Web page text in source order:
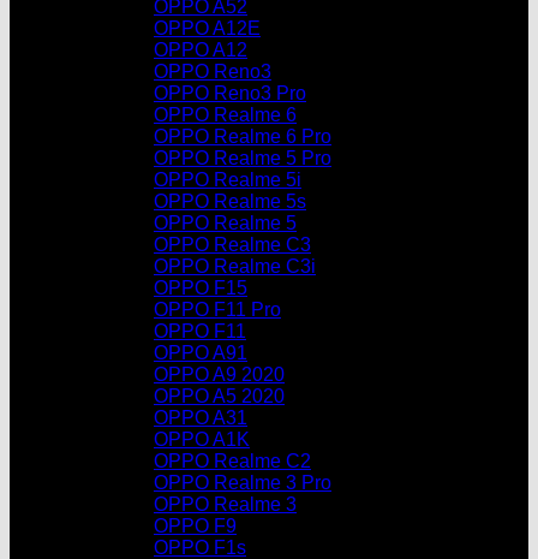
OPPO A52
OPPO A12E
OPPO A12
OPPO Reno3
OPPO Reno3 Pro
OPPO Realme 6
OPPO Realme 6 Pro
OPPO Realme 5 Pro
OPPO Realme 5i
OPPO Realme 5s
OPPO Realme 5
OPPO Realme C3
OPPO Realme C3i
OPPO F15
OPPO F11 Pro
OPPO F11
OPPO A91
OPPO A9 2020
OPPO A5 2020
OPPO A31
OPPO A1K
OPPO Realme C2
OPPO Realme 3 Pro
OPPO Realme 3
OPPO F9
OPPO F1s